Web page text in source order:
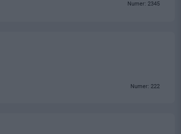
Numer: 2345
Numer: 222